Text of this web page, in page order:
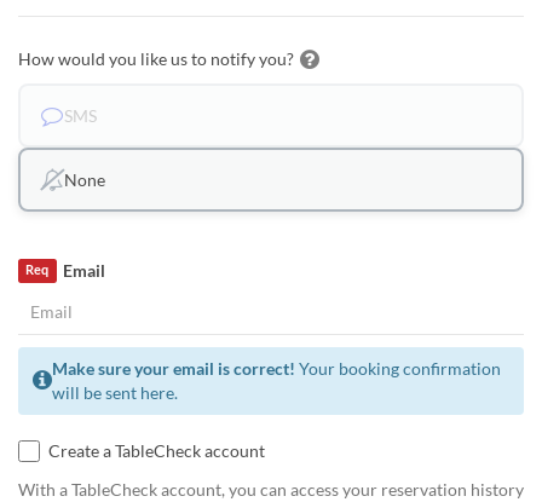
How would you like us to notify you?
SMS
None
Email
Req
Make sure your email is correct! Your booking confirmation
will be sent here.
Create a TableCheck account
With a TableCheck account, you can access your reservation history